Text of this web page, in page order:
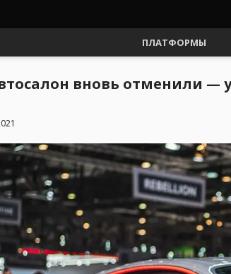
ПЛАТФОРМЫ
вновь отменили —